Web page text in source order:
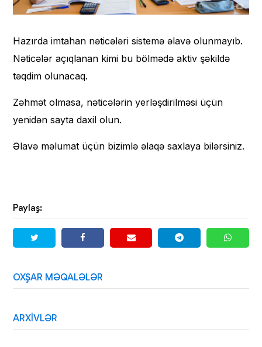
Paylaş:
OXŞAR MƏQALƏLƏR
ARXIVLƏR
Hazırda imtahan nəticələri sistemə əlavə olunmayıb.
Nəticələr açıqlanan kimi bu bölmədə aktiv şəkildə
təqdim olunacaq.
Zəhmət olmasa, nəticələrin yerləşdirilməsi üçün
yenidən sayta daxil olun.
Əlavə məlumat üçün bizimlə əlaqə saxlaya bilərsiniz.